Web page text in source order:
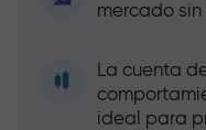
mercado
La cuenta
ideal para